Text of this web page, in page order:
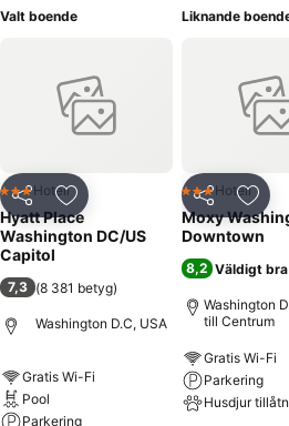
internet tillhandahålls. Den dygnet-
boende tillåter inte husdjur. Det finns
bor på Hyatt Place Washington Dc/Us
använda sig av transfertjänsten till
boende och som passar för olika slags
Washington Dc/Us Capito erbjuder en
De som bor på denna anläggning kan
som serveras i dess restaurang. Detta
vissa av dessa tjänster.
Valt boende
Dela Lägg till i Mina Favoriter
3 Stjärnor
Hotell
Hyatt Place
Washington DC/US
Capitol
7,3 (8 381 betyg)
Washington D.C, USA
Gratis Wi-Fi
Pool
Parkering
Liknande
Dela
3 Stjärnor
Hotell
Moxy
Downtown
8,2 Väldigt bra
Washington
till Centrum
Gratis Wi-Fi
Parkering
Husdjur